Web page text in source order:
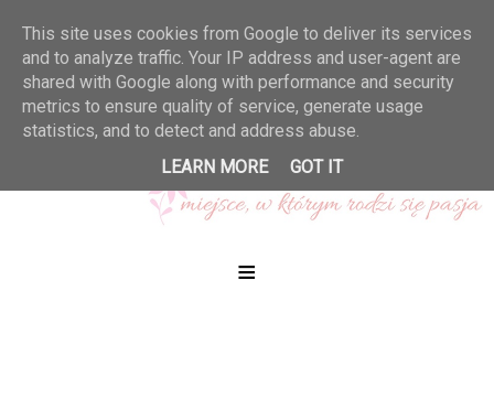
≡
This site uses cookies from Google to deliver its services
and to analyze traffic. Your IP address and user-agent are
shared with Google along with performance and security
metrics to ensure quality of service, generate usage
statistics, and to detect and address abuse.
LEARN MORE
GOT IT